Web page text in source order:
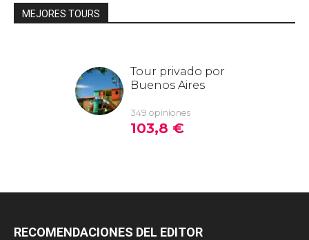
MEJORES TOURS
RECOMENDACIONES DEL EDITOR